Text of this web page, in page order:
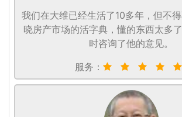
我们在大维已经生活了10多年，但不
晓房产市场的活字典，懂的东西太多
时咨询了他的意见。
服务：